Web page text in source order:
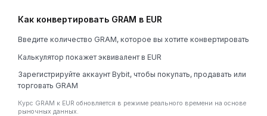
Как конвертировать GRAM в EUR
Введите количество GRAM, которое вы хотите конвертировать
Калькулятор покажет эквивалент в EUR
Зарегистрируйте аккаунт Bybit, чтобы покупать, продавать или
торговать GRAM
Курс GRAM к EUR обновляется в режиме реального времени на основе
рыночных данных.